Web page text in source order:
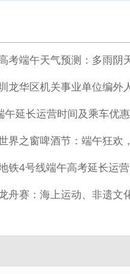
考端午天气预测：多雨阴
午延长运营时间及乘车优
界之窗啤酒节：端午狂欢
铁4号线端午高考延长运
舟赛：海上运动、非遗文